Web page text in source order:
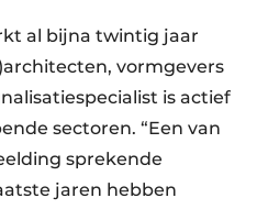
al bijna twintig jaar
vormgevers
is actief
sectoren. “Een van
sprekende
jaren hebben